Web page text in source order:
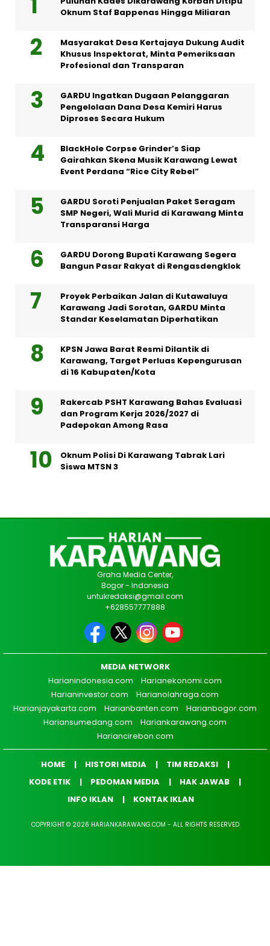
Oknum Staf Bappenas Hingga Miliaran
Masyarakat Desa Kertajaya Dukung Audit
Khusus Inspektorat, Minta Pemeriksaan
Profesional dan Transparan
GARDU Ingatkan Dugaan Pelanggaran
Pengelolaan Dana Desa Kemiri Harus
Diproses Secara Hukum
BlackHole Corpse Grinder’s Siap
Gairahkan Skena Musik Karawang Lewat
Event Perdana “Rice City Rebel”
GARDU Soroti Penjualan Paket Seragam
SMP Negeri, Wali Murid di Karawang Minta
Transparansi Harga
GARDU Dorong Bupati Karawang Segera
Bangun Pasar Rakyat di Rengasdengklok
Proyek Perbaikan Jalan di Kutawaluya
Karawang Jadi Sorotan, GARDU Minta
Standar Keselamatan Diperhatikan
KPSN Jawa Barat Resmi Dilantik di
Karawang, Target Perluas Kepengurusan
di 16 Kabupaten/Kota
Rakercab PSHT Karawang Bahas Evaluasi
dan Program Kerja 2026/2027 di
Padepokan Among Rasa
Oknum Polisi Di Karawang Tabrak Lari
Siswa MTSN 3
Graha Media Center,
Bogor - Indonesia
untukredaksi@gmail.com
+628557777888
MEDIA NETWORK
Harianindonesia.com
Harianekonomi.com
Harianinvestor.com
Harianolahraga.com
Harianjayakarta.com
Harianbanten.com
Harianbogor.com
Hariansumedang.com
Hariankarawang.com
Hariancirebon.com
HOME HISTORI MEDIA
TIM REDAKSI
KODE ETIK
PEDOMAN MEDIA
HAK JAWAB
INFO IKLAN
KONTAK IKLAN
COPYRIGHT © 2026 HARIANKARAWANG.COM - ALL RIGHTS RESERVED